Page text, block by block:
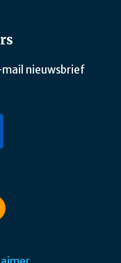
mail nieuwsbrief